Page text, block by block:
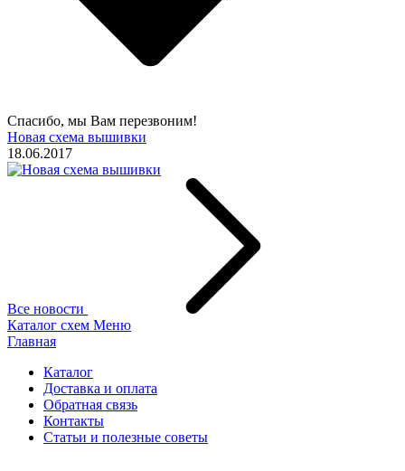
Спасибо, мы Вам перезвоним!
Новая схема вышивки
18.06.2017
Все новости
Каталог схем Меню
Главная
Каталог
Доставка и оплата
Обратная связь
Контакты
Статьи и полезные советы